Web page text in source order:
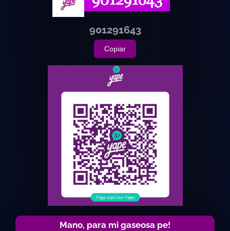
901291643
Copiar
Mano, para mi gaseosa pe!